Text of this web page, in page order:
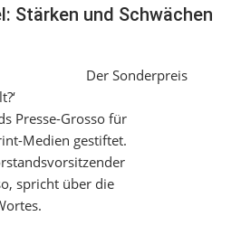
Stärken und Schwächen
Der Sonderpreis
Presse-Grosso für
Medien gestiftet.
spricht über die